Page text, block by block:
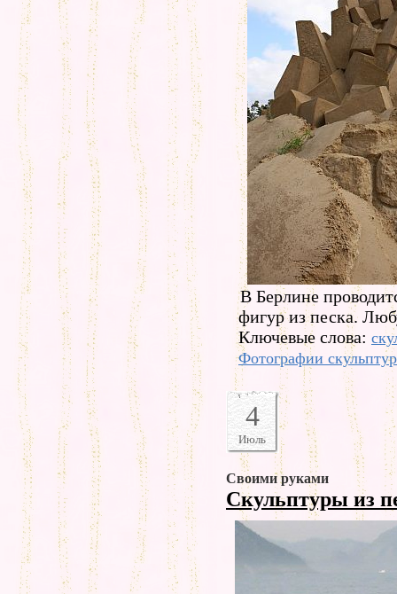
В Берлине
фигур из песка.
Ключевые слова:
Фотографии
4
Июль
Своими руками
Скульптуры из